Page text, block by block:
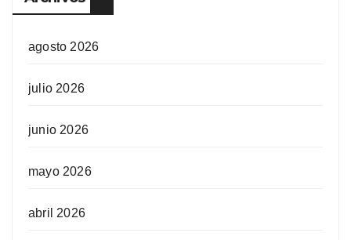
agosto 2026
julio 2026
junio 2026
mayo 2026
abril 2026